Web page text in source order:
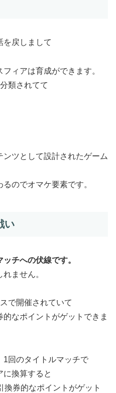
を戻しまして
ィアは育成ができます。
類されてて
ツとして設計されたゲーム
のでオマケ要素です。
い
チへの伏線です。
ません。
で開催されていて
なポイントがゲットできま
1回のタイトルマッチで
に換算すると
換券的なポイントがゲット